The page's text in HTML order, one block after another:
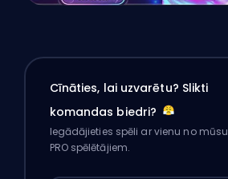
Cīnāties, lai uzvarētu? Slikti
komandas biedri?
Iegādājieties spēli ar vienu no mūsu
PRO spēlētājiem.